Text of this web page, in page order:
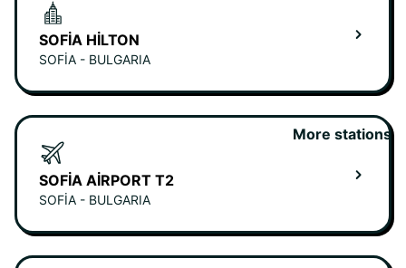
SOFIA HILTON
SOFIA - BULGARIA
SOFIA AIRPORT T2
SOFIA - BULGARIA
More stations